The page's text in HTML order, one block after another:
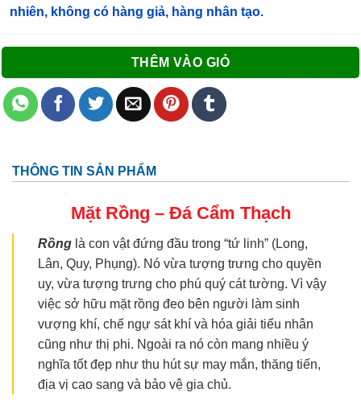
nhiên, không có hàng giả, hàng nhân tạo.
THÊM VÀO GIỎ
THÔNG TIN SẢN PHẨM
Mặt Rồng – Đá Cẩm Thạch
Rồng là con vật đứng đầu trong “tứ linh” (Long,
Lân, Quy, Phụng). Nó vừa tượng trưng cho quyền
uy, vừa tượng trưng cho phú quý cát tường. Vì vậy
việc sở hữu mặt rồng đeo bên người làm sinh
vượng khí, chế ngự sát khí và hóa giải tiểu nhân
cũng như thị phi. Ngoài ra nó còn mang nhiều ý
nghĩa tốt đẹp như thu hút sự may mắn, thăng tiến,
địa vị cao sang và bảo vệ gia chủ.